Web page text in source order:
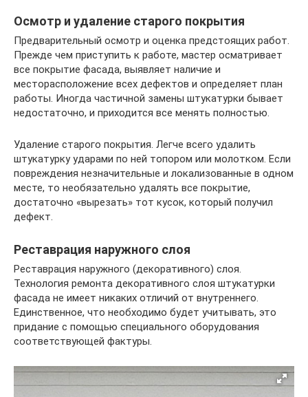
Осмотр и удаление старого покрытия
Предварительный осмотр и оценка предстоящих работ.
Прежде чем приступить к работе, мастер осматривает
все покрытие фасада, выявляет наличие и
месторасположение всех дефектов и определяет план
работы. Иногда частичной замены штукатурки бывает
недостаточно, и приходится все менять полностью.
Удаление старого покрытия. Легче всего удалить
штукатурку ударами по ней топором или молотком. Если
повреждения незначительные и локализованные в одном
месте, то необязательно удалять все покрытие,
достаточно «вырезать» тот кусок, который получил
дефект.
Реставрация наружного слоя
Реставрация наружного (декоративного) слоя.
Технология ремонта декоративного слоя штукатурки
фасада не имеет никаких отличий от внутреннего.
Единственное, что необходимо будет учитывать, это
придание с помощью специального оборудования
соответствующей фактуры.